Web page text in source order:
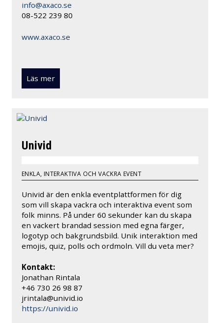
info@axaco.se
08-522 239 80
www.axaco.se
Läs mer
Univid
ENKLA, INTERAKTIVA OCH VACKRA EVENT
Univid är den enkla eventplattformen för dig
som vill skapa vackra och interaktiva event som
folk minns. På under 60 sekunder kan du skapa
en vackert brandad session med egna färger,
logotyp och bakgrundsbild. Unik interaktion med
emojis, quiz, polls och ordmoln. Vill du veta mer?
Kontakt:
Jonathan Rintala
+46 730 26 98 87
jrintala@univid.io
https://univid.io